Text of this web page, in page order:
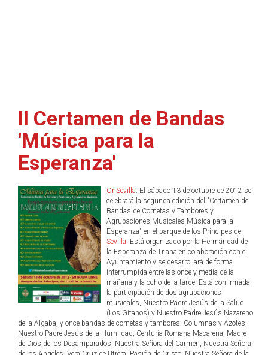
II Certamen de Bandas
'Música para la
Esperanza'
OnSevilla. El sábado 13 de octubre de 2012 se
celebrará la segunda edición del "Certamen de
Bandas de Cornetas y Tambores y
Agrupaciones Musicales Música para la
Esperanza" en el parque de los Príncipes de
Sevilla. Está organizado por la Hermandad de
la Esperanza de Triana en colaboración con el
Ayuntamiento y se desarrollará de forma
interrumpida entre las once y media de la
mañana y la ocho de la tarde. Está confirmada
la participación de dos agrupaciones
musicales, Nuestro Padre Jesús de la Salud
(Los Gitanos) y Nuestro Padre Jesús Nazareno
de la Algaba, y once bandas de cornetas y tambores: Columnas y Azotes,
Nuestro Padre Jesús de la Humildad, Centuria Romana Macarena, Madre
de Dios de los Desamparados, Nuestra Señora del Carmen, Nuestra Señora